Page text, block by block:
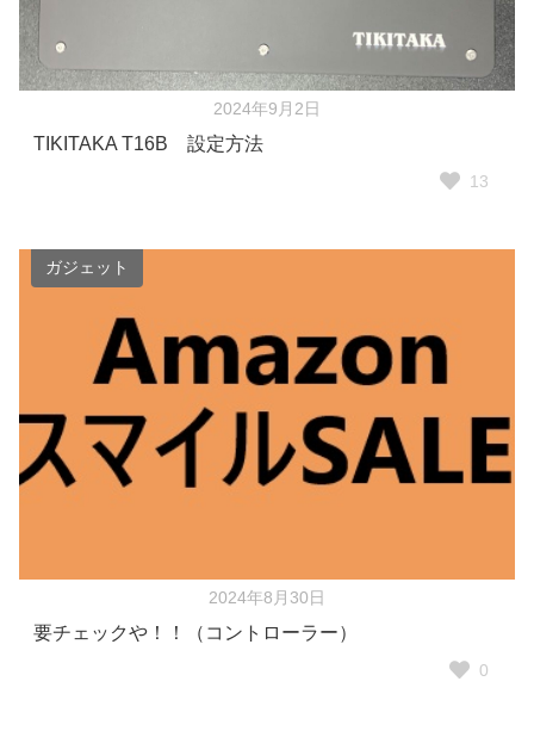
2024年9月2日
TIKITAKA T16B 設定方法
13
ガジェット
2024年8月30日
要チェックや！！（コントローラー）
0